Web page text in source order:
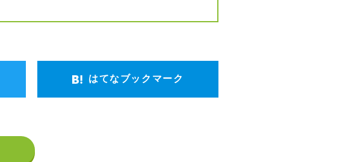
はてなブックマーク